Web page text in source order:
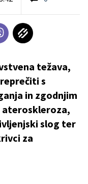
težava,
s
in zgodnjim
ateroskleroza,
slog ter
za